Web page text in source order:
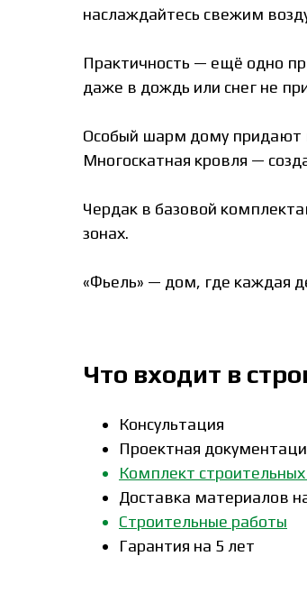
наслаждайтесь свежим
Практичность — ещё одно
даже в дождь или снег не
Особый шарм дому придают
Многоскатная кровля —
Чердак в базовой
зонах.
«Фьель» — дом, где каждая
Что входит в
Консультация
Проектная
Комплект
Доставка материалов
Строительные работы
Гарантия на 5 лет